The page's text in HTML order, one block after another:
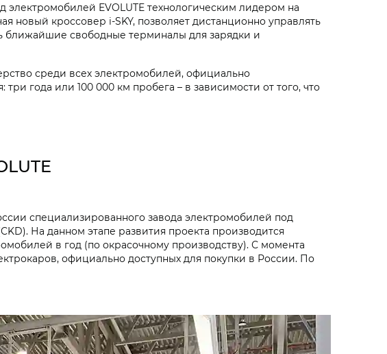
EVOLUTE технологическим лидером на
новый кроссовер i‑SKY, позволяет дистанционно управлять
ближайшие свободные терминалы для зарядки и
среди всех электромобилей, официально
года или 100 000 км пробега – в зависимости от того, что
специализированного завода электромобилей под
На данном этапе развития проекта производится
в год (по окрасочному производству). С момента
официально доступных для покупки в России. По